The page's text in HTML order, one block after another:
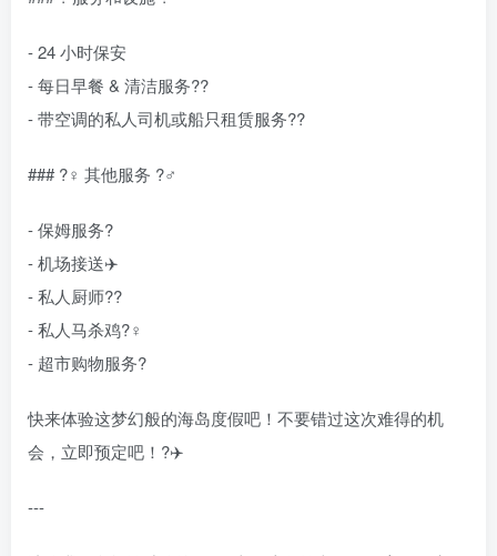
- 24 小时保安
- 每日早餐 & 清洁服务??
- 带空调的私人司机或船只租赁服务??
### ?‍♀️ 其他服务 ?‍♂️
- 保姆服务?
- 机场接送✈️
- 私人厨师?‍?
- 私人马杀鸡?‍♀️
- 超市购物服务?
快来体验这梦幻般的海岛度假吧！不要错过这次难得的机
会，立即预定吧！?✈️
---